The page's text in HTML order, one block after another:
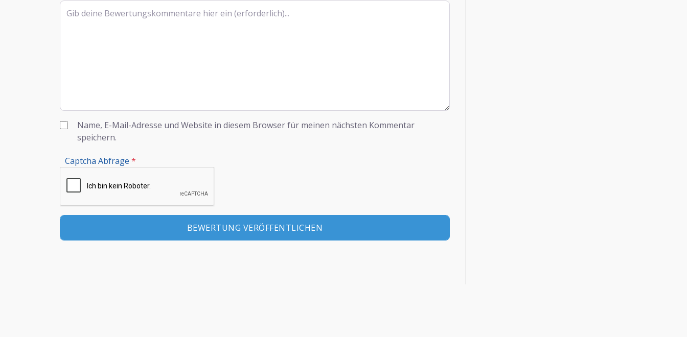
Rezensionstext
Name, E-Mail-Adresse und Website in diesem Browser für meinen nächsten Kommentar
speichern.
Captcha Abfrage *